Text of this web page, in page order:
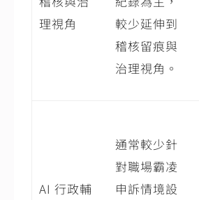
理視角
較少延伸到
稽核留痕與
治理視角。
AI 行政輔
通常較少針
對職場霸凌
申訴情境設